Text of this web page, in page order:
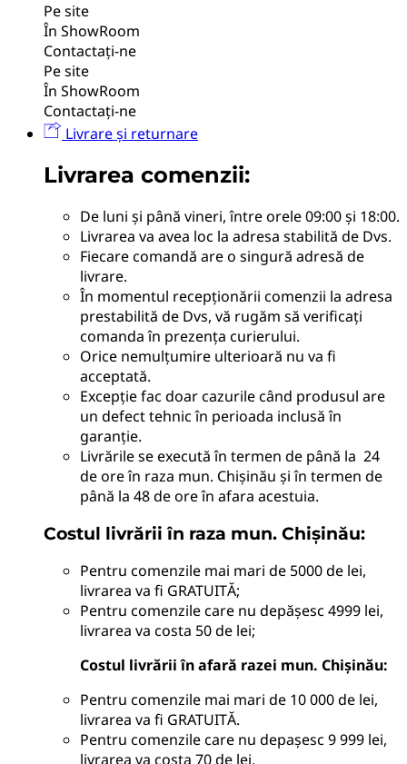
Pe site
În ShowRoom
Contactați-ne
Pe site
În ShowRoom
Contactați-ne
Livrare și returnare
Livrarea comenzii:
De luni și până vineri, între orele 09:00 și 18:00.
Livrarea va avea loc la adresa stabilită de Dvs.
Fiecare comandă are o singură adresă de
livrare.
În momentul recepționării comenzii la adresa
prestabilită de Dvs, vă rugăm să verificați
comanda în prezența curierului.
Orice nemulțumire ulterioară nu va fi
acceptată.
Excepție fac doar cazurile când produsul are
un defect tehnic în perioada inclusă în
garanție.
Livrările se execută în termen de până la 24
de ore în raza mun. Chișinău și în termen de
până la 48 de ore în afara acestuia.
Costul livrării în raza mun. Chișinău:
Pentru comenzile mai mari de 5000 de lei,
livrarea va fi GRATUITĂ;
Pentru comenzile care nu depășesc 4999 lei,
livrarea va costa 50 de lei;
Costul livrării în afară razei mun. Chișinău:
Pentru comenzile mai mari de 10 000 de lei,
livrarea va fi GRATUITĂ.
Pentru comenzile care nu depașesc 9 999 lei,
livrarea va costa 70 de lei.